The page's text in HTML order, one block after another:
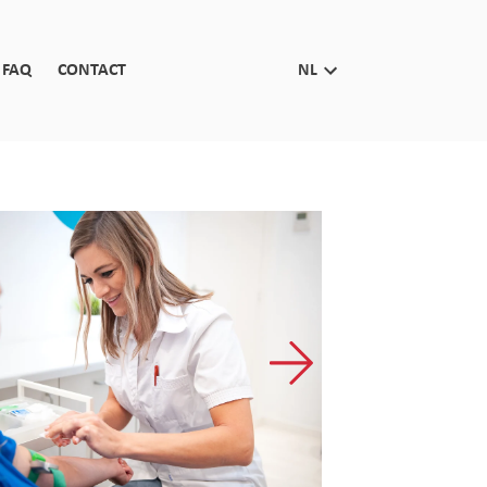
FAQ CONTACT NL